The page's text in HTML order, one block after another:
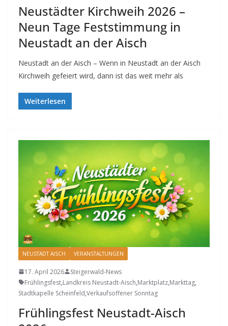
Neustädter Kirchweih 2026 –
Neun Tage Feststimmung in
Neustadt an der Aisch
Neustadt an der Aisch – Wenn in Neustadt an der Aisch
Kirchweih gefeiert wird, dann ist das weit mehr als
Weiterlesen
NEUSTADT AISCH VERANSTALTUNGEN
17. April 2026
Steigerwald-News
Frühlingsfest,Landkreis Neustadt-Aisch,Marktplatz,Markttag,
Stadtkapelle Scheinfeld,Verkaufsoffener Sonntag
Frühlingsfest Neustadt-Aisch